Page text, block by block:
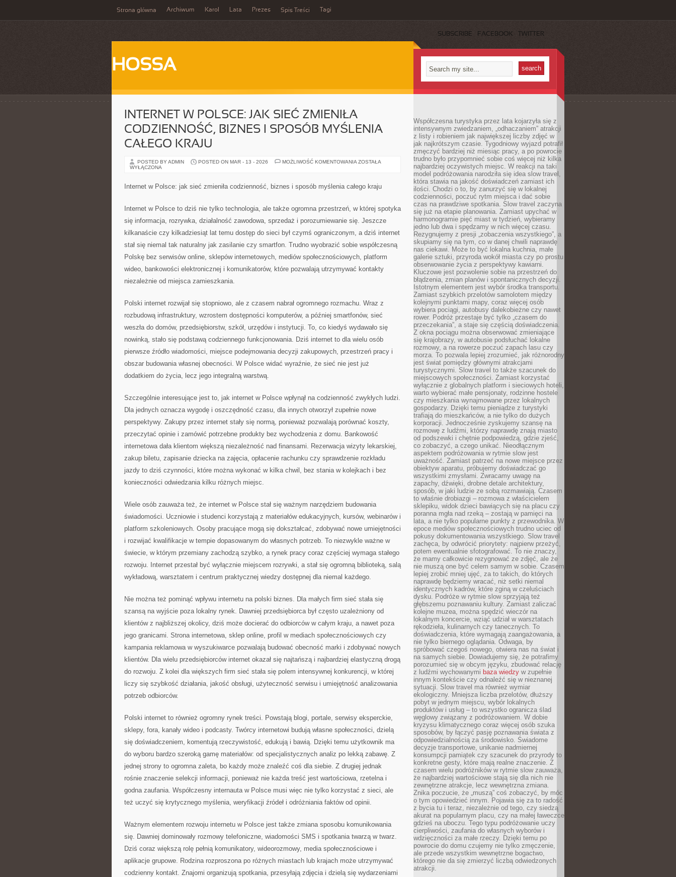
Strona główna Archiwum Karol Lata Prezes Spis Treści Tagi
SUBSCRIBE FACEBOOK TWITTER
HOSSA
INTERNET W POLSCE: JAK SIEĆ ZMIENIŁA
CODZIENNOŚĆ, BIZNES I SPOSÓB MYŚLENIA
CAŁEGO KRAJU
POSTED BY ADMIN POSTED ON MAR - 13 - 2026 MOŻLIWOŚĆ KOMENTOWANIA INTERNET
SIEĆ
ZMIENIŁA
SPOSÓB
CAŁEGO
ZOSTAŁA
WYŁĄCZONA
Internet w Polsce: jak sieć zmieniła codzienność, biznes i sposób myślenia całego kraju
Internet w Polsce to dziś nie tylko technologia, ale także ogromna przestrzeń, w której spotyka
się informacja, rozrywka, działalność zawodowa, sprzedaż i porozumiewanie się. Jeszcze
kilkanaście czy kilkadziesiąt lat temu dostęp do sieci był czymś ograniczonym, a dziś internet
stał się niemal tak naturalny jak zasilanie czy smartfon. Trudno wyobrazić sobie współczesną
Polskę bez serwisów online, sklepów internetowych, mediów społecznościowych, platform
wideo, bankowości elektronicznej i komunikatorów, które pozwalają utrzymywać kontakty
niezależnie od miejsca zamieszkania.
Polski internet rozwijał się stopniowo, ale z czasem nabrał ogromnego rozmachu. Wraz z
rozbudową infrastruktury, wzrostem dostępności komputerów, a później smartfonów, sieć
weszła do domów, przedsiębiorstw, szkół, urzędów i instytucji. To, co kiedyś wydawało się
nowinką, stało się podstawą codziennego funkcjonowania. Dziś internet to dla wielu osób
pierwsze źródło wiadomości, miejsce podejmowania decyzji zakupowych, przestrzeń pracy i
obszar budowania własnej obecności. W Polsce widać wyraźnie, że sieć nie jest już
dodatkiem do życia, lecz jego integralną warstwą.
Szczególnie interesujące jest to, jak internet w Polsce wpłynął na codzienność zwykłych ludzi.
Dla jednych oznacza wygodę i oszczędność czasu, dla innych otworzył zupełnie nowe
perspektywy. Zakupy przez internet stały się normą, ponieważ pozwalają porównać koszty,
przeczytać opinie i zamówić potrzebne produkty bez wychodzenia z domu. Bankowość
internetowa dała klientom większą niezależność nad finansami. Rezerwacja wizyty lekarskiej,
zakup biletu, zapisanie dziecka na zajęcia, opłacenie rachunku czy sprawdzenie rozkładu
jazdy to dziś czynności, które można wykonać w kilka chwil, bez stania w kolejkach i bez
konieczności odwiedzania kilku różnych miejsc.
Wiele osób zauważa też, że internet w Polsce stał się ważnym narzędziem budowania
świadomości. Uczniowie i studenci korzystają z materiałów edukacyjnych, kursów, webinarów i
platform szkoleniowych. Osoby pracujące mogą się dokształcać, zdobywać nowe umiejętności
i rozwijać kwalifikacje w tempie dopasowanym do własnych potrzeb. To niezwykle ważne w
świecie, w którym przemiany zachodzą szybko, a rynek pracy coraz częściej wymaga stałego
rozwoju. Internet przestał być wyłącznie miejscem rozrywki, a stał się ogromną biblioteką, salą
wykładową, warsztatem i centrum praktycznej wiedzy dostępnej dla niemal każdego.
Nie można też pominąć wpływu internetu na polski biznes. Dla małych firm sieć stała się
szansą na wyjście poza lokalny rynek. Dawniej przedsiębiorca był często uzależniony od
klientów z najbliższej okolicy, dziś może docierać do odbiorców w całym kraju, a nawet poza
jego granicami. Strona internetowa, sklep online, profil w mediach społecznościowych czy
kampania reklamowa w wyszukiwarce pozwalają budować obecność marki i zdobywać nowych
klientów. Dla wielu przedsiębiorców internet okazał się najtańszą i najbardziej elastyczną drogą
do rozwoju. Z kolei dla większych firm sieć stała się polem intensywnej konkurencji, w której
liczy się szybkość działania, jakość obsługi, użyteczność serwisu i umiejętność analizowania
potrzeb odbiorców.
Polski internet to również ogromny rynek treści. Powstają blogi, portale, serwisy eksperckie,
sklepy, fora, kanały wideo i podcasty. Twórcy internetowi budują własne społeczności, dzielą
się doświadczeniem, komentują rzeczywistość, edukują i bawią. Dzięki temu użytkownik ma
do wyboru bardzo szeroką gamę materiałów: od specjalistycznych analiz po lekką zabawę. Z
jednej strony to ogromna zaleta, bo każdy może znaleźć coś dla siebie. Z drugiej jednak
rośnie znaczenie selekcji informacji, ponieważ nie każda treść jest wartościowa, rzetelna i
godna zaufania. Współczesny internauta w Polsce musi więc nie tylko korzystać z sieci, ale
też uczyć się krytycznego myślenia, weryfikacji źródeł i odróżniania faktów od opinii.
Ważnym elementem rozwoju internetu w Polsce jest także zmiana sposobu komunikowania
się. Dawniej dominowały rozmowy telefoniczne, wiadomości SMS i spotkania twarzą w twarz.
Dziś coraz większą rolę pełnią komunikatory, wideorozmowy, media społecznościowe i
aplikacje grupowe. Rodzina rozproszona po różnych miastach lub krajach może utrzymywać
codzienny kontakt. Znajomi organizują spotkania, przesyłają zdjęcia i dzielą się wydarzeniami
Współczesna turystyka przez lata kojarzyła się z
intensywnym zwiedzaniem, „odhaczaniem” atrakcji
z listy i robieniem jak największej liczby zdjęć w
jak najkrótszym czasie. Tygodniowy wyjazd potrafił
zmęczyć bardziej niż miesiąc pracy, a po powrocie
trudno było przypomnieć sobie coś więcej niż kilka
najbardziej oczywistych miejsc. W reakcji na taki
model podróżowania narodziła się idea slow travel,
która stawia na jakość doświadczeń zamiast ich
ilości. Chodzi o to, by zanurzyć się w lokalnej
codzienności, poczuć rytm miejsca i dać sobie
czas na prawdziwe spotkania. Slow travel zaczyna
się już na etapie planowania. Zamiast upychać w
harmonogramie pięć miast w tydzień, wybieramy
jedno lub dwa i spędzamy w nich więcej czasu.
Rezygnujemy z presji „zobaczenia wszystkiego”, a
skupiamy się na tym, co w danej chwili naprawdę
nas ciekawi. Może to być lokalna kuchnia, małe
galerie sztuki, przyroda wokół miasta czy po prostu
obserwowanie życia z perspektywy kawiarni.
Kluczowe jest pozwolenie sobie na przestrzeń do
błądzenia, zmian planów i spontanicznych decyzji.
Istotnym elementem jest wybór środka transportu.
Zamiast szybkich przelotów samolotem między
kolejnymi punktami mapy, coraz więcej osób
wybiera pociągi, autobusy dalekobieżne czy nawet
rower. Podróż przestaje być tylko „czasem do
przeczekania”, a staje się częścią doświadczenia.
Z okna pociągu można obserwować zmieniające
się krajobrazy, w autobusie podsłuchać lokalne
rozmowy, a na rowerze poczuć zapach lasu czy
morza. To pozwala lepiej zrozumieć, jak różnorodny
jest świat pomiędzy głównymi atrakcjami
turystycznymi. Slow travel to także szacunek do
miejscowych społeczności. Zamiast korzystać
wyłącznie z globalnych platform i sieciowych hoteli,
warto wybierać małe pensjonaty, rodzinne hostele
czy mieszkania wynajmowane przez lokalnych
gospodarzy. Dzięki temu pieniądze z turystyki
trafiają do mieszkańców, a nie tylko do dużych
korporacji. Jednocześnie zyskujemy szansę na
rozmowę z ludźmi, którzy naprawdę znają miasto
od podszewki i chętnie podpowiedzą, gdzie zjeść,
co zobaczyć, a czego unikać. Nieodłącznym
aspektem podróżowania w rytmie slow jest
uważność. Zamiast patrzeć na nowe miejsce przez
obiektyw aparatu, próbujemy doświadczać go
wszystkimi zmysłami. Zwracamy uwagę na
zapachy, dźwięki, drobne detale architektury,
sposób, w jaki ludzie ze sobą rozmawiają. Czasem
to właśnie drobiazgi – rozmowa z właścicielem
sklepiku, widok dzieci bawiących się na placu czy
poranna mgła nad rzeką – zostają w pamięci na
lata, a nie tylko popularne punkty z przewodnika. W
epoce mediów społecznościowych trudno uciec od
pokusy dokumentowania wszystkiego. Slow travel
zachęca, by odwrócić priorytety: najpierw przeżyć,
potem ewentualnie sfotografować. To nie znaczy,
że mamy całkowicie rezygnować ze zdjęć, ale że
nie muszą one być celem samym w sobie. Czasem
lepiej zrobić mniej ujęć, za to takich, do których
naprawdę będziemy wracać, niż setki niemal
identycznych kadrów, które zginą w czeluściach
dysku. Podróże w rytmie slow sprzyjają też
głębszemu poznawaniu kultury. Zamiast zaliczać
kolejne muzea, można spędzić wieczór na
lokalnym koncercie, wziąć udział w warsztatach
rękodzieła, kulinarnych czy tanecznych. To
doświadczenia, które wymagają zaangażowania, a
nie tylko biernego oglądania. Odwaga, by
spróbować czegoś nowego, otwiera nas na świat i
na samych siebie. Dowiadujemy się, że potrafimy
porozumieć się w obcym języku, zbudować relację
z ludźmi wychowanymi baza wiedzy w zupełnie
innym kontekście czy odnaleźć się w nieznanej
sytuacji. Slow travel ma również wymiar
ekologiczny. Mniejsza liczba przelotów, dłuższy
pobyt w jednym miejscu, wybór lokalnych
produktów i usług – to wszystko ogranicza ślad
węglowy związany z podróżowaniem. W dobie
kryzysu klimatycznego coraz więcej osób szuka
sposobów, by łączyć pasję poznawania świata z
odpowiedzialnością za środowisko. Świadome
decyzje transportowe, unikanie nadmiernej
konsumpcji pamiątek czy szacunek do przyrody to
konkretne gesty, które mają realne znaczenie. Z
czasem wielu podróżników w rytmie slow zauważa,
że najbardziej wartościowe stają się dla nich nie
zewnętrzne atrakcje, lecz wewnętrzna zmiana.
Znika poczucie, że „muszą” coś zobaczyć, by móc
o tym opowiedzieć innym. Pojawia się za to radość
z bycia tu i teraz, niezależnie od tego, czy siedzą
akurat na popularnym placu, czy na małej ławeczce
gdzieś na uboczu. Tego typu podróżowanie uczy
cierpliwości, zaufania do własnych wyborów i
wdzięczności za małe rzeczy. Dzięki temu po
powrocie do domu czujemy nie tylko zmęczenie,
ale przede wszystkim wewnętrzne bogactwo,
którego nie da się zmierzyć liczbą odwiedzonych
atrakcji.